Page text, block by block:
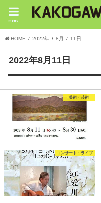
menu
HOME 2022年 8月 11日
2022年8月11日
美術・芸術
コンサート・ライブ